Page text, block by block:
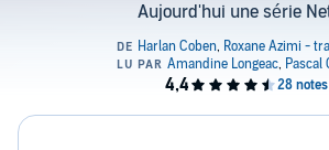
Aujourd'hui une série